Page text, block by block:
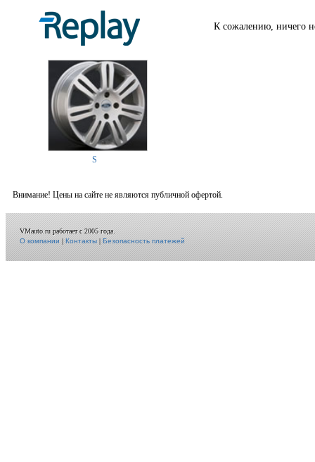
S
К сожалению, ничего
Внимание! Цены на сайте не являются публичной офертой.
VMauto.ru работает с 2005 года.
О компании|Контакты|Безопасность платежей